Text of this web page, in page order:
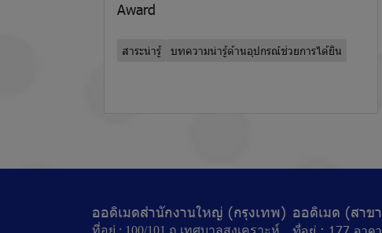
Award
สาระน่ารู้ บทความน่ารู้ด้านอุปกรณ์ช่วยการได้ยิน
ออดิเมดสำนักงานใหญ่ (กรุงเทพ)
ที่อยู่ : 100/101 ถ.เทศบาลสงเคราะห์
ออดิเมด (สาข